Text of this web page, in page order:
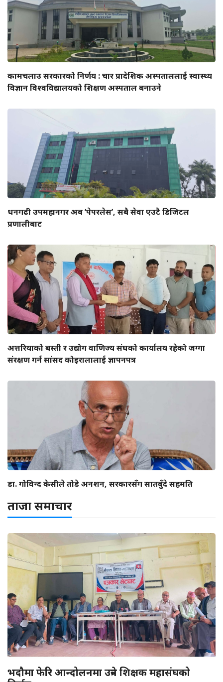
कामचलाउ सरकारको निर्णय : चार प्रादेशिक अस्पताललाई स्वास्थ्य
विज्ञान विश्वविद्यालयको शिक्षण अस्पताल बनाउने
धनगढी उपमहानगर अब ‘पेपरलेस’, सबै सेवा एउटै डिजिटल
प्रणालीबाट
अत्तरियाको बस्ती र उद्योग वाणिज्य संघको कार्यालय रहेको जग्गा
संरक्षण गर्न सांसद कोइरालालाई ज्ञापनपत्र
डा. गोविन्द केसीले तोडे अनशन, सरकारसँग सातबुँदे सहमति
ताजा समाचार
भदौमा फेरि आन्दोलनमा उत्रने शिक्षक महासंघको